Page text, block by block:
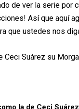
de ver la serie por
Así que aquí
que ustedes nos
Ceci Suárez su
la de Ceci